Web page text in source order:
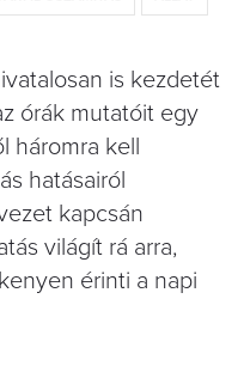
is kezdetét
órák mutatóit egy
háromra kell
hatásairól
kapcsán
világít rá arra,
érinti a napi